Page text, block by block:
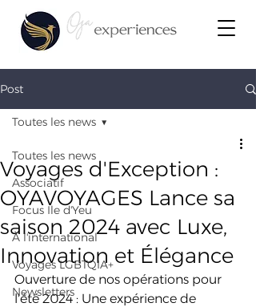
Post
Toutes les news
Associatif
Focus Ile d'Yeu
À l'international
Voyages LGBTQIA+
Newsletters
Toutes les news
Voyages d'Exception :
OYAVOYAGES Lance sa
saison 2024 avec Luxe,
Innovation et Élégance
Ouverture de nos opérations pour
l'été 2024 : Une expérience de